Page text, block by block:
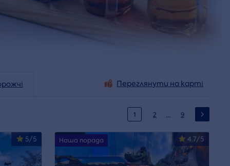
Переглянути на карті
1 2 … 9
5/5 4.7/5
Наша порада